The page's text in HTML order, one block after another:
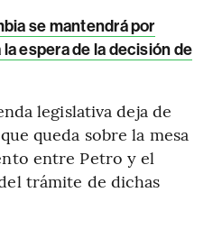
se mantendrá por
espera de la decisión de
legislativa deja de
queda sobre la mesa
entre Petro y el
trámite de dichas